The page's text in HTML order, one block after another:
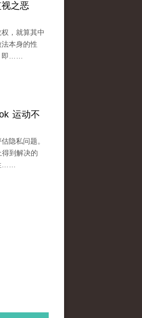
之恶
，就算其中
本身的性
即……
运动不
隐私问题。
到解决的
……